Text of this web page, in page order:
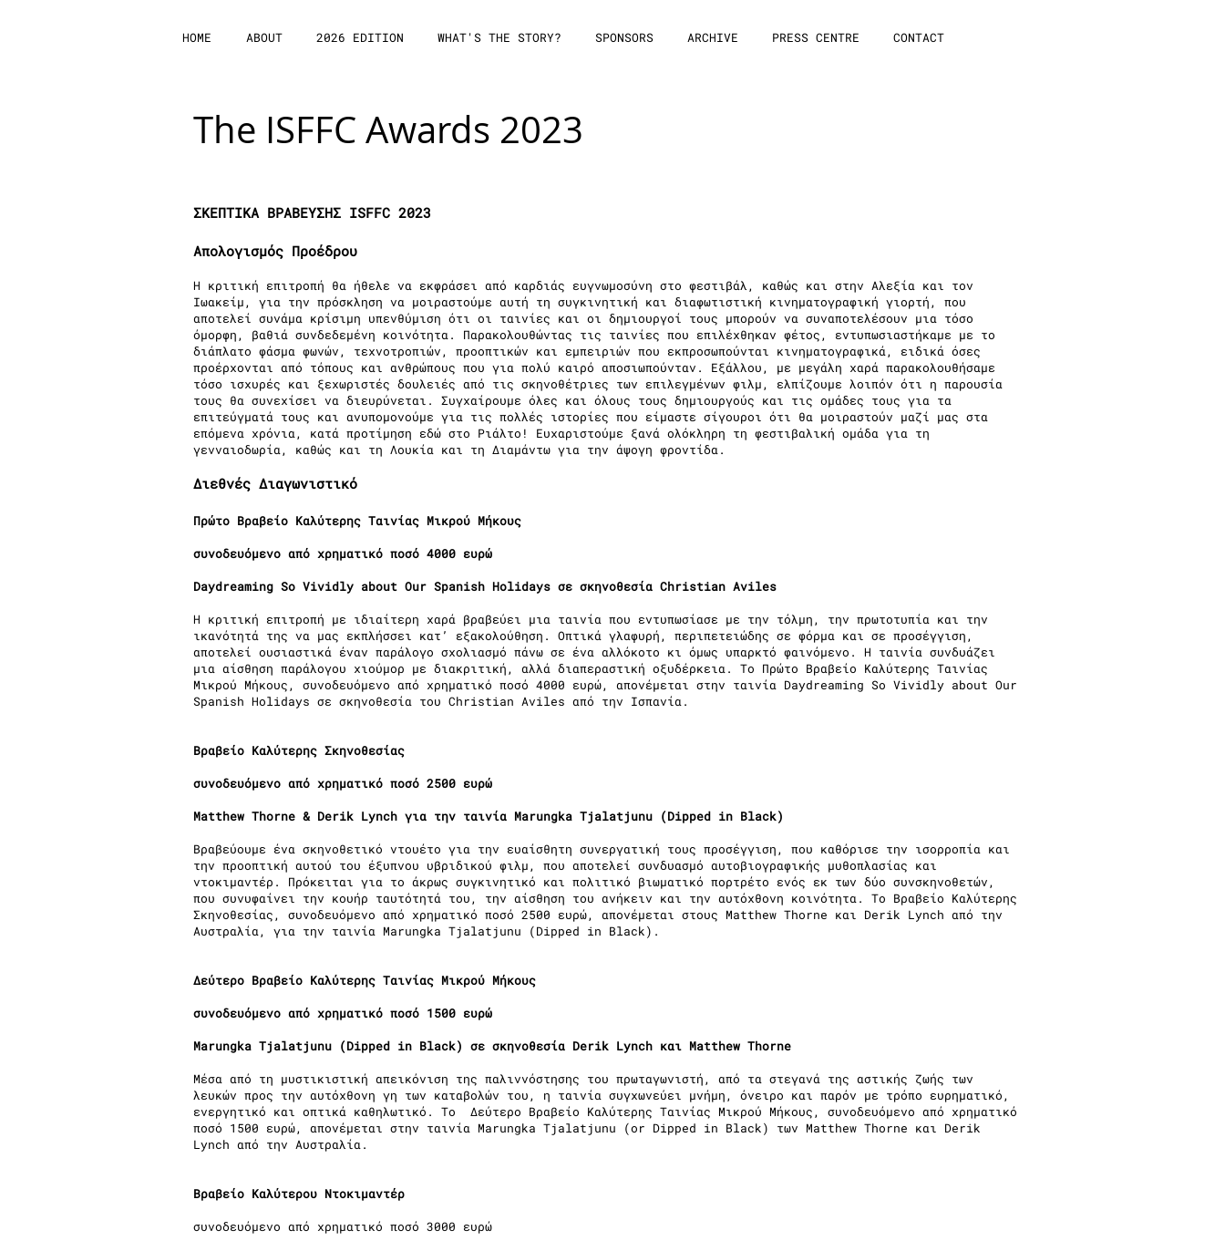
HOME ABOUT 2026 EDITION WHAT'S THE STORY? SPONSORS ARCHIVE PRESS CENTRE CONTACT
The ISFFC Awards 2023
ΣΚΕΠΤΙΚΑ ΒΡΑΒΕΥΣΗΣ ISFFC 2023
Απολογισμός Προέδρου
Η κριτική επιτροπή θα ήθελε να εκφράσει από καρδιάς ευγνωμοσύνη στο φεστιβάλ, καθώς και στην Αλεξία και τον
Ιωακείμ, για την πρόσκληση να μοιραστούμε αυτή τη συγκινητική και διαφωτιστική κινηματογραφική γιορτή, που
αποτελεί συνάμα κρίσιμη υπενθύμιση ότι οι ταινίες και οι δημιουργοί τους μπορούν να συναποτελέσουν μια τόσο
όμορφη, βαθιά συνδεδεμένη κοινότητα. Παρακολουθώντας τις ταινίες που επιλέχθηκαν φέτος, εντυπωσιαστήκαμε με το
διάπλατο φάσμα φωνών, τεχνοτροπιών, προοπτικών και εμπειριών που εκπροσωπούνται κινηματογραφικά, ειδικά όσες
προέρχονται από τόπους και ανθρώπους που για πολύ καιρό αποσιωπούνταν. Εξάλλου, με μεγάλη χαρά παρακολουθήσαμε
τόσο ισχυρές και ξεχωριστές δουλειές από τις σκηνοθέτριες των επιλεγμένων φιλμ, ελπίζουμε λοιπόν ότι η παρουσία
τους θα συνεχίσει να διευρύνεται. Συγχαίρουμε όλες και όλους τους δημιουργούς και τις ομάδες τους για τα
επιτεύγματά τους και ανυπομονούμε για τις πολλές ιστορίες που είμαστε σίγουροι ότι θα μοιραστούν μαζί μας στα
επόμενα χρόνια, κατά προτίμηση εδώ στο Ριάλτο! Ευχαριστούμε ξανά ολόκληρη τη φεστιβαλική ομάδα για τη
γενναιοδωρία, καθώς και τη Λουκία και τη Διαμάντω για την άψογη φροντίδα.
Διεθνές Διαγωνιστικό
Πρώτο Βραβείο Καλύτερης Ταινίας Μικρού Μήκους
συνοδευόμενο από χρηματικό ποσό 4000 ευρώ
Daydreaming So Vividly about Our Spanish Holidays σε σκηνοθεσία Christian Aviles
Η κριτική επιτροπή με ιδιαίτερη χαρά βραβεύει μια ταινία που εντυπωσίασε με την τόλμη, την πρωτοτυπία και την
ικανότητά της να μας εκπλήσσει κατ’ εξακολούθηση. Οπτικά γλαφυρή, περιπετειώδης σε φόρμα και σε προσέγγιση,
αποτελεί ουσιαστικά έναν παράλογο σχολιασμό πάνω σε ένα αλλόκοτο κι όμως υπαρκτό φαινόμενο. Η ταινία συνδυάζει
μια αίσθηση παράλογου χιούμορ με διακριτική, αλλά διαπεραστική οξυδέρκεια. Το Πρώτο Βραβείο Καλύτερης Ταινίας
Μικρού Μήκους, συνοδευόμενο από χρηματικό ποσό 4000 ευρώ, απονέμεται στην ταινία Daydreaming So Vividly about Our
Spanish Holidays σε σκηνοθεσία του Christian Aviles από την Ισπανία.
Βραβείο Καλύτερης Σκηνοθεσίας
συνοδευόμενο από χρηματικό ποσό 2500 ευρώ
Matthew Thorne & Derik Lynch για την ταινία Marungka Tjalatjunu (Dipped in Black)
Βραβεύουμε ένα σκηνοθετικό ντουέτο για την ευαίσθητη συνεργατική τους προσέγγιση, που καθόρισε την ισορροπία και
την προοπτική αυτού του έξυπνου υβριδικού φιλμ, που αποτελεί συνδυασμό αυτοβιογραφικής μυθοπλασίας και
ντοκιμαντέρ. Πρόκειται για το άκρως συγκινητικό και πολιτικό βιωματικό πορτρέτο ενός εκ των δύο συνσκηνοθετών,
που συνυφαίνει την κουήρ ταυτότητά του, την αίσθηση του ανήκειν και την αυτόχθονη κοινότητα. Το Βραβείο Καλύτερης
Σκηνοθεσίας, συνοδευόμενο από χρηματικό ποσό 2500 ευρώ, απονέμεται στους Matthew Thorne και Derik Lynch από την
Αυστραλία, για την ταινία Marungka Tjalatjunu (Dipped in Black).
Δεύτερο Βραβείο Καλύτερης Ταινίας Μικρού Μήκους
συνοδευόμενο από χρηματικό ποσό 1500 ευρώ
Marungka Tjalatjunu (Dipped in Black) σε σκηνοθεσία Derik Lynch και Matthew Thorne
Μέσα από τη μυστικιστική απεικόνιση της παλιννόστησης του πρωταγωνιστή, από τα στεγανά της αστικής ζωής των
λευκών προς την αυτόχθονη γη των καταβολών του, η ταινία συγχωνεύει μνήμη, όνειρο και παρόν με τρόπο ευρηματικό,
ενεργητικό και οπτικά καθηλωτικό. Το Δεύτερο Βραβείο Καλύτερης Ταινίας Μικρού Μήκους, συνοδευόμενο από χρηματικό
ποσό 1500 ευρώ, απονέμεται στην ταινία Marungka Tjalatjunu (or Dipped in Black) των Matthew Thorne και Derik
Lynch από την Αυστραλία.
Βραβείο Καλύτερου Ντοκιμαντέρ
συνοδευόμενο από χρηματικό ποσό 3000 ευρώ